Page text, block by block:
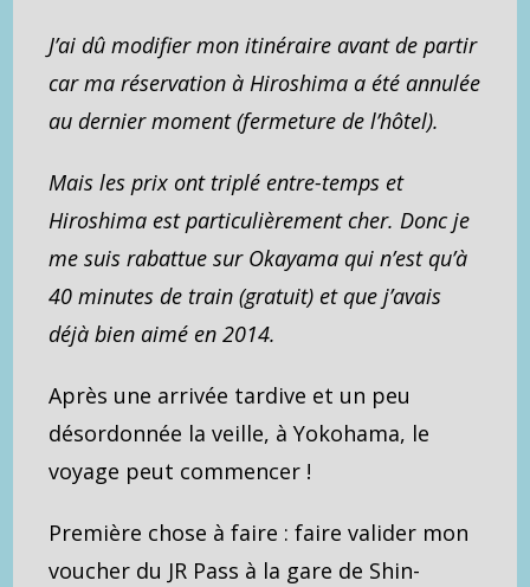
J’ai dû modifier mon itinéraire avant de partir
car ma réservation à Hiroshima a été annulée
au dernier moment (fermeture de l’hôtel).
Mais les prix ont triplé entre-temps et
Hiroshima est particulièrement cher. Donc je
me suis rabattue sur Okayama qui n’est qu’à
40 minutes de train (gratuit) et que j’avais
déjà bien aimé en 2014.
Après une arrivée tardive et un peu
désordonnée la veille, à Yokohama, le
voyage peut commencer !
Première chose à faire : faire valider mon
voucher du JR Pass à la gare de Shin-